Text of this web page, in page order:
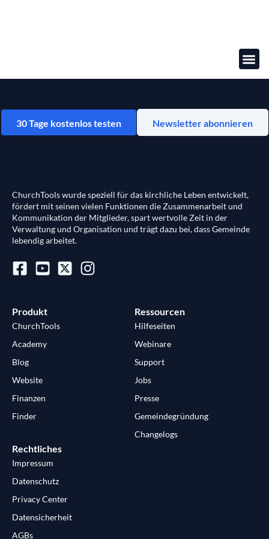
30 Tage kostenlos testen Newsletter abonnieren
ChurchTools wurde speziell für das kirchliche Leben entwickelt,
fördert mit seinen vielen Funktionen die Zusammenarbeit und
Kommunikation der Mitglieder, spart wertvolle Zeit in der
Verwaltung und Organisation und trägt dazu bei, dass Gemeinde
lebendig arbeitet.
Produkt
ChurchTools
Academy
Blog
Website
Finanzen
Finder
Ressourcen
Hilfeseiten
Webinare
Support
Jobs
Presse
Gemeindegründung
Changelogs
Rechtliches
Impressum
Datenschutz
Privacy Center
Datensicherheit
AGBs